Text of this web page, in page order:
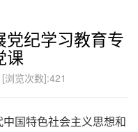
纪学习教育专
课
浏览次数]:421
国特色社会主义思想和